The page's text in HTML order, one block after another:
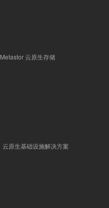
Metastor 云原生存储
云原生基础设施解决方案